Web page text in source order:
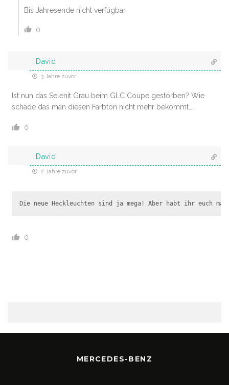
Bis Jahresende nicht verfügbar.
0
David
3 Jahre zuvor
Ist nun das Selenit Grau beim GLC Coupe gestorben? Wie
schade das man diesen Farbton nicht mehr bekommt….
0
David
2 Jahre zuvor
0
MERCEDES-BENZ